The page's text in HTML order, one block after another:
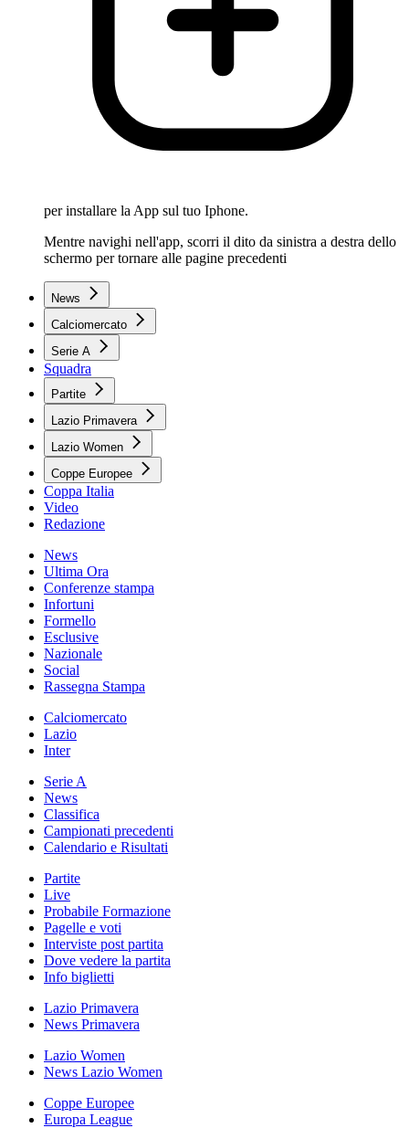
per installare la App sul tuo Iphone.
Mentre navighi nell'app, scorri il dito da sinistra a destra dello
schermo per tornare alle pagine precedenti
News
Calciomercato
Serie A
Squadra
Partite
Lazio Primavera
Lazio Women
Coppe Europee
Coppa Italia
Video
Redazione
News
Ultima Ora
Conferenze stampa
Infortuni
Formello
Esclusive
Nazionale
Social
Rassegna Stampa
Calciomercato
Lazio
Inter
Serie A
News
Classifica
Campionati precedenti
Calendario e Risultati
Partite
Live
Probabile Formazione
Pagelle e voti
Interviste post partita
Dove vedere la partita
Info biglietti
Lazio Primavera
News Primavera
Lazio Women
News Lazio Women
Coppe Europee
Europa League